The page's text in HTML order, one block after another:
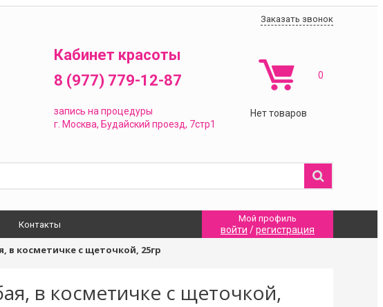
Заказать звонок
Кабинет красоты
8 (977) 779-12-87
запись на процедуры
г. Москва, Будайский проезд, 7стр1
Нет товаров
0
Контакты
Мой профиль
войти /регистрация
в косметичке с щеточкой, 25гр
в косметичке с щеточкой,